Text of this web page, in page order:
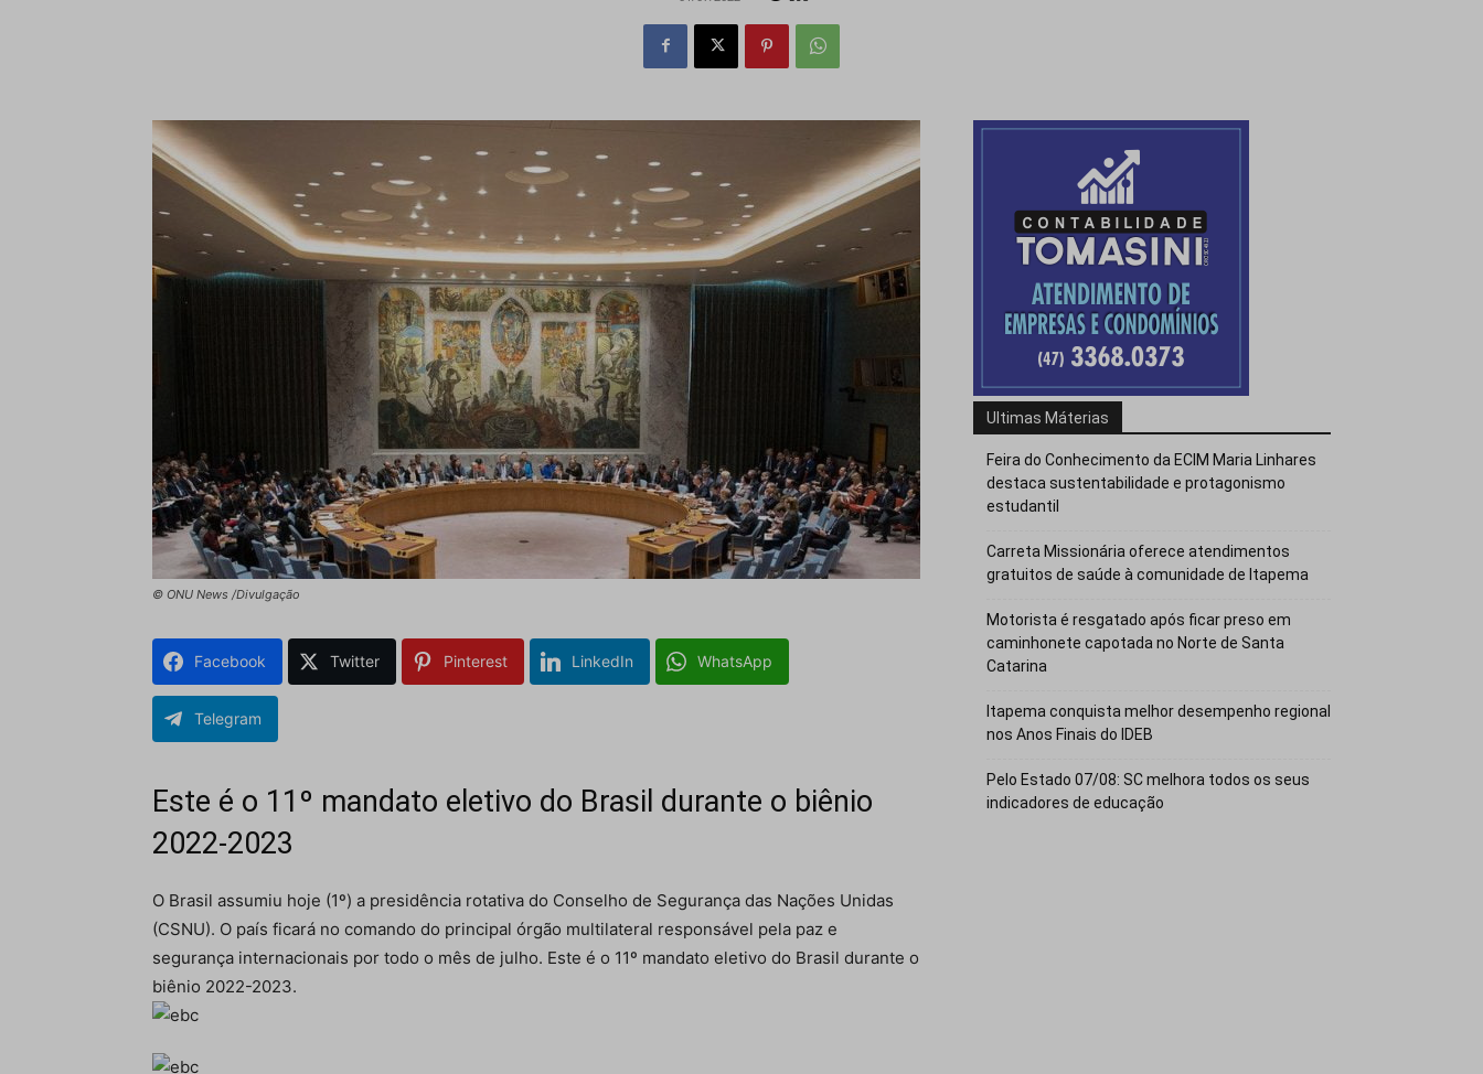
© ONU News /Divulgação
Facebook Twitter Pinterest LinkedIn WhatsApp
Telegram
Este é o 11º mandato eletivo do Brasil durante o biênio
2022-2023
O Brasil assumiu hoje (1º) a presidência rotativa do Conselho de Segurança das Nações Unidas
(CSNU). O país ficará no comando do principal órgão multilateral responsável pela paz e
segurança internacionais por todo o mês de julho. Este é o 11º mandato eletivo do Brasil durante o
biênio 2022-2023.
Ultimas Máterias
Feira do Conhecimento da ECIM Maria Linhares
destaca sustentabilidade e protagonismo
estudantil
Carreta Missionária oferece atendimentos
gratuitos de saúde à comunidade de Itapema
Motorista é resgatado após ficar preso em
caminhonete capotada no Norte de Santa
Catarina
Itapema conquista melhor desempenho regional
nos Anos Finais do IDEB
Pelo Estado 07/08: SC melhora todos os seus
indicadores de educação